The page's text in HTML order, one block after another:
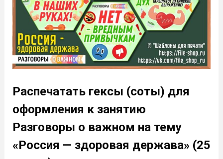
Распечатать гексы (соты) для
оформления к занятию
Разговоры о важном на тему
«Россия — здоровая держава» (25